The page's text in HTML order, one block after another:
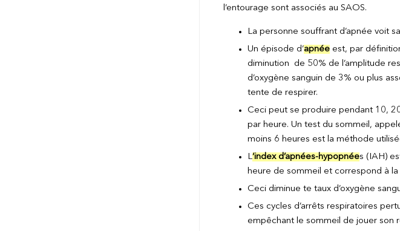
l’entourage sont associés au SAOS.
La personne souffrant d’apnée voit
Un épisode d’apnéeest, par
diminution de 50% de l’amplitude
d’oxygène sanguin de 3% ou plus
tente de respirer.
Ceci peut se produire pendant 10,
par heure. Un test du sommeil,
moins 6 heures est la méthode
L‘index d’apnées-hypopnées (IAH)
heure de sommeil et correspond à
Ceci diminue te taux d’oxygène
Ces cycles d’arrêts respiratoires
empêchant le sommeil de jouer son